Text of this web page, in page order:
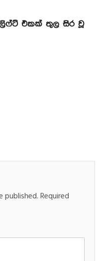
එකක් තුල සිර වූ
published.Required